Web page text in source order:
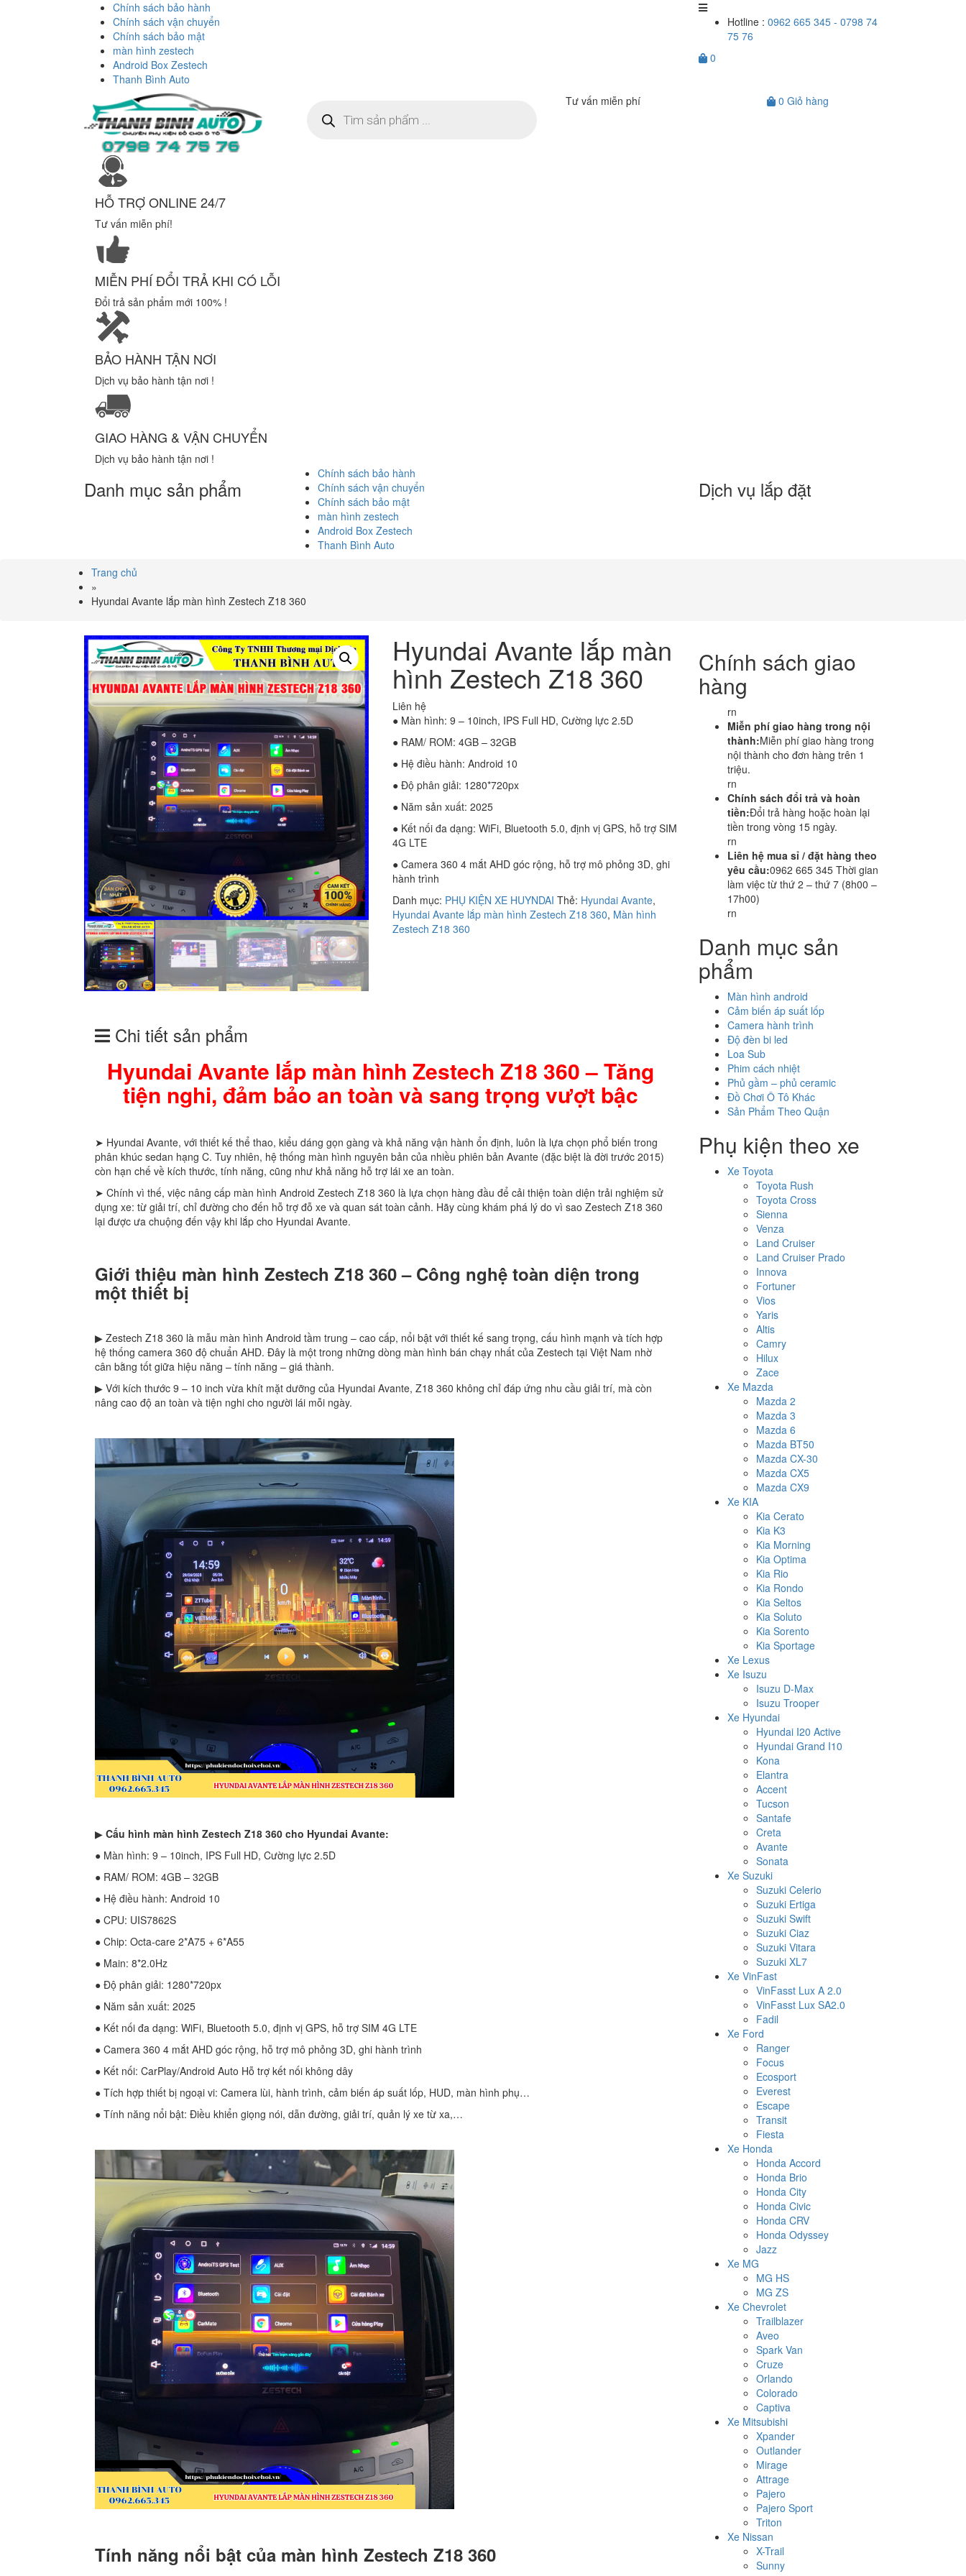
Chính sách bảo hành
Chính sách vận chuyển
Chính sách bảo mật
màn hình zestech
Android Box Zestech
Thanh Bình Auto
Hotline : 0962 665 345 - 0798 74
75 76
0
kiếm
sản
Tư vấn miễn phí 0 Giỏ hàng
HỖ TRỢ ONLINE 24/7
Tư vấn miễn phí!
MIỄN PHÍ ĐỔI TRẢ KHI CÓ LỖI
Đổi trả sản phẩm mới 100% !
BẢO HÀNH TẬN NƠI
Dịch vụ bảo hành tận nơi !
GIAO HÀNG & VẬN CHUYỂN
Dịch vụ bảo hành tận nơi !
Danh mục sản phẩm
Chính sách bảo hành
Chính sách vận chuyển
Chính sách bảo mật
màn hình zestech
Android Box Zestech
Thanh Bình Auto
Dịch vụ lắp đặt
Trang chủ
»
Hyundai Avante lắp màn hình Zestech Z18 360
Hyundai Avante lắp màn
hình Zestech Z18 360
Liên hệ
● Màn hình: 9 – 10inch, IPS Full HD, Cường lực 2.5D
● RAM/ ROM: 4GB – 32GB
● Hệ điều hành: Android 10
● Độ phân giải: 1280*720px
● Năm sản xuất: 2025
● Kết nối đa dạng: WiFi, Bluetooth 5.0, định vị GPS, hỗ trợ SIM
4G LTE
● Camera 360 4 mắt AHD góc rộng, hỗ trợ mô phỏng 3D, ghi
hành trình
Danh mục: PHỤ KIỆN XE HUYNDAI Thẻ: Hyundai Avante,
Hyundai Avante lắp màn hình Zestech Z18 360, Màn hình
Zestech Z18 360
Chi tiết sản phẩm
Hyundai Avante lắp màn hình Zestech Z18 360 – Tăng
tiện nghi, đảm bảo an toàn và sang trọng vượt bậc
➤ Hyundai Avante, với thiết kế thể thao, kiểu dáng gọn gàng và khả năng vận hành ổn định, luôn là lựa chọn phổ biến trong
phân khúc sedan hạng C. Tuy nhiên, hệ thống màn hình nguyên bản của nhiều phiên bản Avante (đặc biệt là đời trước 2015)
còn hạn chế về kích thước, tính năng, cũng như khả năng hỗ trợ lái xe an toàn.
➤ Chính vì thế, việc nâng cấp màn hình Android Zestech Z18 360 là lựa chọn hàng đầu để cải thiện toàn diện trải nghiệm sử
dụng xe: từ giải trí, chỉ đường cho đến hỗ trợ đỗ xe và quan sát toàn cảnh. Hãy cùng khám phá lý do vì sao Zestech Z18 360
lại được ưa chuộng đến vậy khi lắp cho Hyundai Avante.
Giới thiệu màn hình Zestech Z18 360 – Công nghệ toàn diện trong
một thiết bị
▶ Zestech Z18 360 là mẫu màn hình Android tầm trung – cao cấp, nổi bật với thiết kế sang trọng, cấu hình mạnh và tích hợp
hệ thống camera 360 độ chuẩn AHD. Đây là một trong những dòng màn hình bán chạy nhất của Zestech tại Việt Nam nhờ
cân bằng tốt giữa hiệu năng – tính năng – giá thành.
▶ Với kích thước 9 – 10 inch vừa khít mặt dưỡng của Hyundai Avante, Z18 360 không chỉ đáp ứng nhu cầu giải trí, mà còn
nâng cao độ an toàn và tiện nghi cho người lái mỗi ngày.
▶ Cấu hình màn hình Zestech Z18 360 cho Hyundai Avante:
● Màn hình: 9 – 10inch, IPS Full HD, Cường lực 2.5D
● RAM/ ROM: 4GB – 32GB
● Hệ điều hành: Android 10
● CPU: UIS7862S
● Chip: Octa-care 2*A75 + 6*A55
● Main: 8*2.0Hz
● Độ phân giải: 1280*720px
● Năm sản xuất: 2025
● Kết nối đa dạng: WiFi, Bluetooth 5.0, định vị GPS, hỗ trợ SIM 4G LTE
● Camera 360 4 mắt AHD góc rộng, hỗ trợ mô phỏng 3D, ghi hành trình
● Kết nối: CarPlay/Android Auto Hỗ trợ kết nối không dây
● Tích hợp thiết bị ngoại vi: Camera lùi, hành trình, cảm biến áp suất lốp, HUD, màn hình phụ…
● Tính năng nổi bật: Điều khiển giọng nói, dẫn đường, giải trí, quản lý xe từ xa,…
Tính năng nổi bật của màn hình Zestech Z18 360
Chính sách giao
hàng
rn
Miễn phí giao hàng trong nội
thành:Miễn phí giao hàng trong
nội thành cho đơn hàng trên 1
triệu.
rn
Chính sách đổi trả và hoàn
tiền:Đổi trả hàng hoặc hoàn lại
tiền trong vòng 15 ngày.
rn
Liên hệ mua sỉ / đặt hàng theo
yêu cầu:0962 665 345 Thời gian
làm việc từ thứ 2 – thứ 7 (8h00 –
17h00)
rn
Danh mục sản
phẩm
Màn hình android
Cảm biến áp suất lốp
Camera hành trình
Độ đèn bi led
Loa Sub
Phim cách nhiệt
Phủ gầm – phủ ceramic
Đồ Chơi Ô Tô Khác
Sản Phẩm Theo Quận
Phụ kiện theo xe
Xe Toyota
Toyota Rush
Toyota Cross
Sienna
Venza
Land Cruiser
Land Cruiser Prado
Innova
Fortuner
Vios
Yaris
Altis
Camry
Hilux
Zace
Xe Mazda
Mazda 2
Mazda 3
Mazda 6
Mazda BT50
Mazda CX-30
Mazda CX5
Mazda CX9
Xe KIA
Kia Cerato
Kia K3
Kia Morning
Kia Optima
Kia Rio
Kia Rondo
Kia Seltos
Kia Soluto
Kia Sorento
Kia Sportage
Xe Lexus
Xe Isuzu
Isuzu D-Max
Isuzu Trooper
Xe Hyundai
Hyundai I20 Active
Hyundai Grand I10
Kona
Elantra
Accent
Tucson
Santafe
Creta
Avante
Sonata
Xe Suzuki
Suzuki Celerio
Suzuki Ertiga
Suzuki Swift
Suzuki Ciaz
Suzuki Vitara
Suzuki XL7
Xe VinFast
VinFasst Lux A 2.0
VinFasst Lux SA2.0
Fadil
Xe Ford
Ranger
Focus
Ecosport
Everest
Escape
Transit
Fiesta
Xe Honda
Honda Accord
Honda Brio
Honda City
Honda Civic
Honda CRV
Honda Odyssey
Jazz
Xe MG
MG HS
MG ZS
Xe Chevrolet
Trailblazer
Aveo
Spark Van
Cruze
Orlando
Colorado
Captiva
Xe Mitsubishi
Xpander
Outlander
Mirage
Attrage
Pajero
Pajero Sport
Triton
Xe Nissan
X-Trail
Sunny